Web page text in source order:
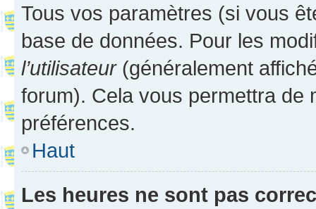
Tous vos paramètres (si vous
base de données. Pour les
l’utilisateur(généralement
forum). Cela vous permettra de
préférences.
Haut
Les heures ne sont pas